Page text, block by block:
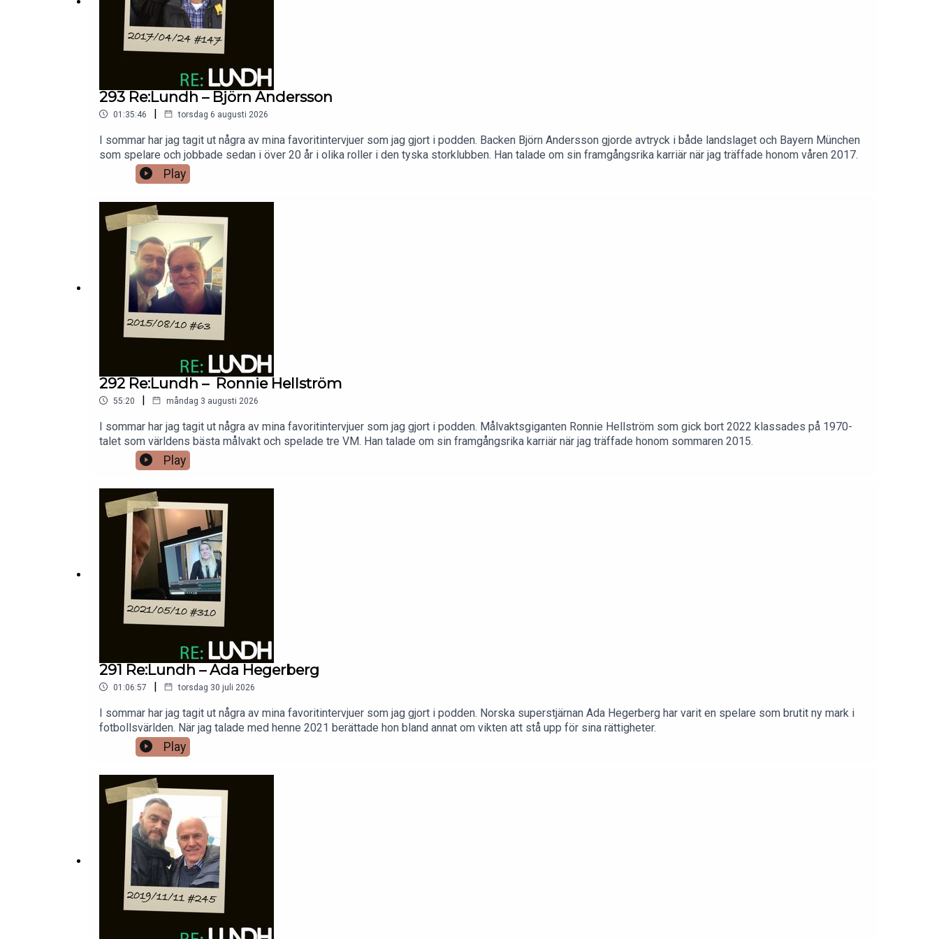
293 Re:Lundh – Björn Andersson
01:35:46 | torsdag 6 augusti 2026
I sommar har jag tagit ut några av mina favoritintervjuer som jag gjort i podden. Backen Björn Andersson gjorde avtryck i både landslaget och Bayern München
som spelare och jobbade sedan i över 20 år i olika roller i den tyska storklubben. Han talade om sin framgångsrika karriär när jag träffade honom våren 2017.
Play
292 Re:Lundh – Ronnie Hellström
55:20 | måndag 3 augusti 2026
I sommar har jag tagit ut några av mina favoritintervjuer som jag gjort i podden. Målvaktsgiganten Ronnie Hellström som gick bort 2022 klassades på 1970-
talet som världens bästa målvakt och spelade tre VM. Han talade om sin framgångsrika karriär när jag träffade honom sommaren 2015.
Play
291 Re:Lundh – Ada Hegerberg
01:06:57 | torsdag 30 juli 2026
I sommar har jag tagit ut några av mina favoritintervjuer som jag gjort i podden. Norska superstjärnan Ada Hegerberg har varit en spelare som brutit ny mark i
fotbollsvärlden. När jag talade med henne 2021 berättade hon bland annat om vikten att stå upp för sina rättigheter.
Play